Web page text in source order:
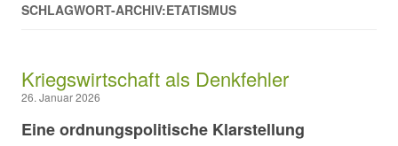
SCHLAGWORT-ARCHIV:ETATISMUS
Kriegswirtschaft als Denkfehler
26. Januar 2026
Eine ordnungspolitische Klarstellung